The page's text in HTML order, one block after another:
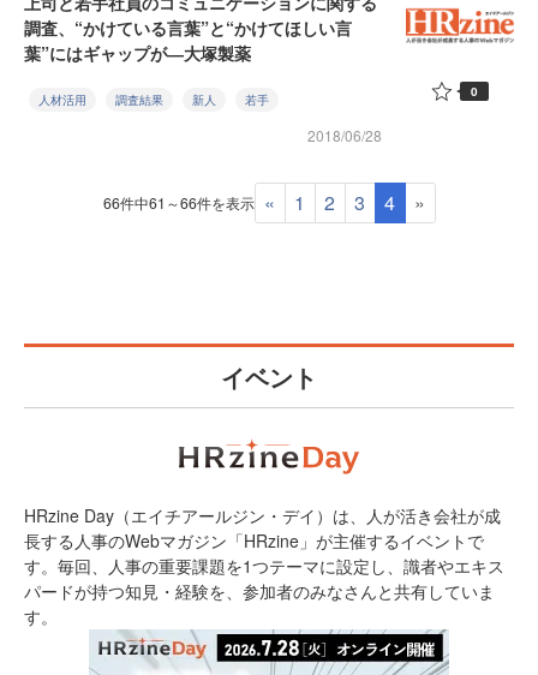
調査、“かけている言葉”と“かけてほしい言
葉”にはギャップが―大塚製薬
人材活用 調査結果 新人 若手
2018/06/28
0
66件中61～66件を表示 « 1 2 3 4 »
イベント
HRzine Day（エイチアールジン・デイ）は、人が活き会社が成
長する人事のWebマガジン「HRzine」が主催するイベントで
す。毎回、人事の重要課題を1つテーマに設定し、識者やエキス
パードが持つ知見・経験を、参加者のみなさんと共有していま
す。